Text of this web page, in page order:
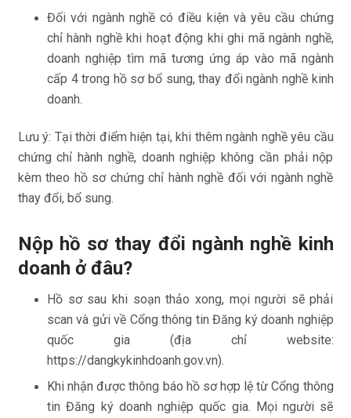
Đối với ngành nghề có điều kiện và yêu cầu chứng
chỉ hành nghề khi hoạt động khi ghi mã ngành nghề,
doanh nghiệp tìm mã tương ứng áp vào mã ngành
cấp 4 trong hồ sơ bổ sung, thay đổi ngành nghề kinh
doanh.
Lưu ý: Tại thời điểm hiện tại, khi thêm ngành nghề yêu cầu
chứng chỉ hành nghề, doanh nghiệp không cần phải nộp
kèm theo hồ sơ chứng chỉ hành nghề đối với ngành nghề
thay đổi, bổ sung.
Nộp hồ sơ thay đổi ngành nghề kinh
doanh ở đâu?
Hồ sơ sau khi soạn thảo xong, mọi người sẽ phải
scan và gửi về Cổng thông tin Đăng ký doanh nghiệp
quốc gia (địa chỉ website:
https://dangkykinhdoanh.gov.vn).
Khi nhận được thông báo hồ sơ hợp lệ từ Cổng thông
tin Đăng ký doanh nghiệp quốc gia. Mọi người sẽ